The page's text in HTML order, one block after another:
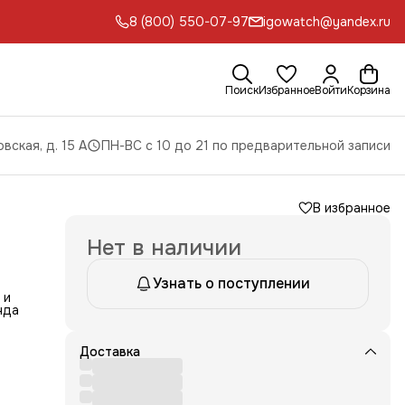
8 (800) 550-07-97 igowatch@yandex.ru
ПоискИзбранноеВойтиКорзина
д. 15 А ПН-ВС с 10 до 21 по предварительной записи
В избранное
Нет в наличии
Узнать о поступлении
Доставка